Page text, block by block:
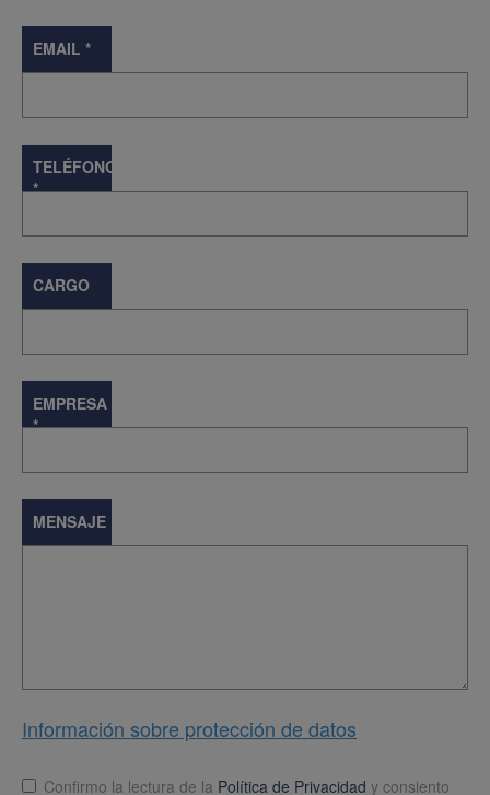
EMAIL *
TELÉFONO
*
CARGO
EMPRESA
*
MENSAJE
Información sobre protección de datos
LopdConfirmo la lectura de la Política de Privacidad y consiento